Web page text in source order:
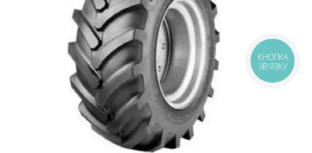
КНОПКА
ЗВ'ЯЗКУ